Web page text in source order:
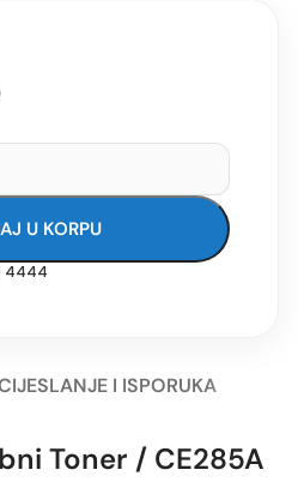
U KORPU
4444
SLANJE I ISPORUKA
Toner / CE285A